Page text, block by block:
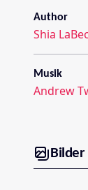
Author
Shia
Musik
Andrew
Bilder